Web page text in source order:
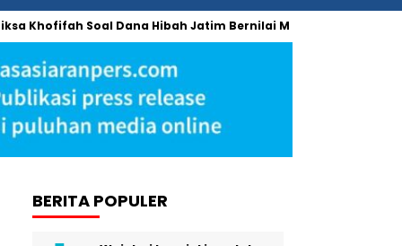
Soal Dana Hibah Jatim Bernilai Miliaran
BERITA POPULER